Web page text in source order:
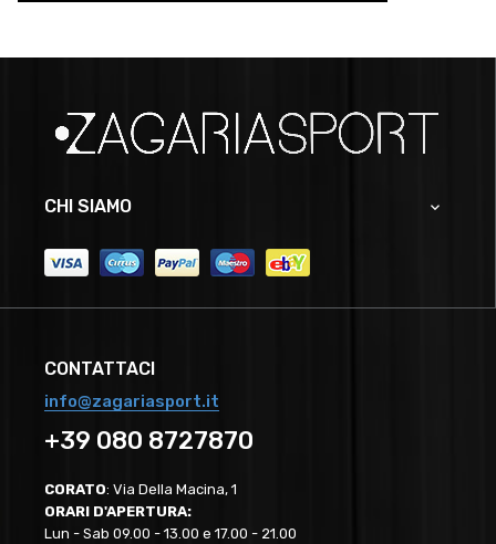
CHI SIAMO 
CONTATTACI
info@zagariasport.it
+39 080 8727870
CORATO: Via Della Macina, 1
ORARI D'APERTURA:
Lun - Sab 09.00 - 13.00 e 17.00 - 21.00